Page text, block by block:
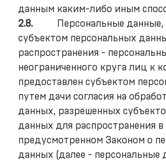
данным каким-либо иным
2.8.
Персональные
субъектом персональных
распространения -
неограниченного круга лиц к
предоставлен субъектом
путем дачи согласия на
данных, разрешенных
данных для распространения в
предусмотренном Законом о
данных (далее - персональные